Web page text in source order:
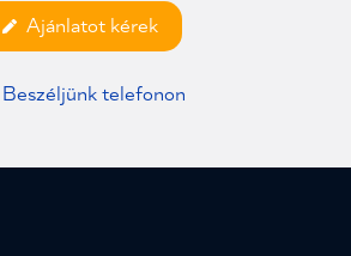
Ajánlatot kérek
Beszéljünk telefonon